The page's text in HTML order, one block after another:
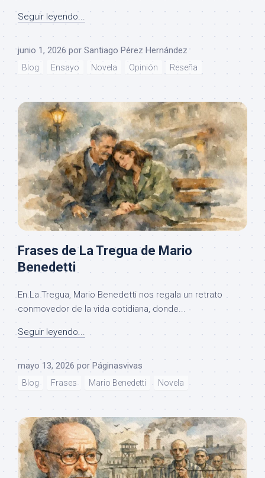
Seguir leyendo...
junio 1, 2026 por Santiago Pérez Hernández
Blog Ensayo Novela Opinión Reseña
Frases de La Tregua de Mario
Benedetti
En La Tregua, Mario Benedetti nos regala un retrato
conmovedor de la vida cotidiana, donde...
Seguir leyendo...
mayo 13, 2026 por Páginasvivas
Blog Frases Mario Benedetti Novela